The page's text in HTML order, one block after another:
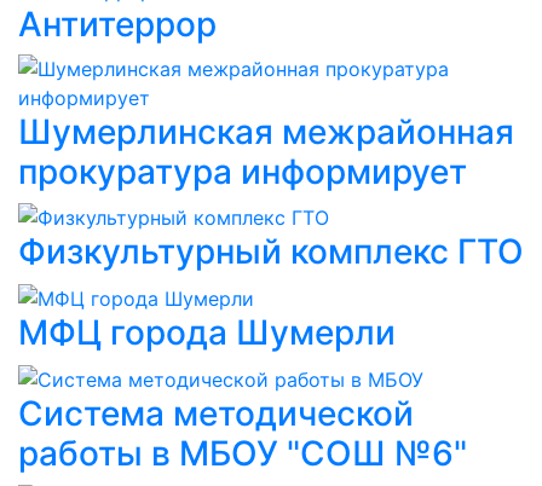
Антитеррор
Шумерлинская межрайонная
прокуратура информирует
Физкультурный комплекс ГТО
МФЦ города Шумерли
Система методической
работы в МБОУ "СОШ №6"